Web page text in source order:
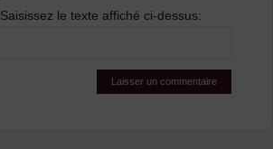
Saisissez le texte affiché ci-dessus: